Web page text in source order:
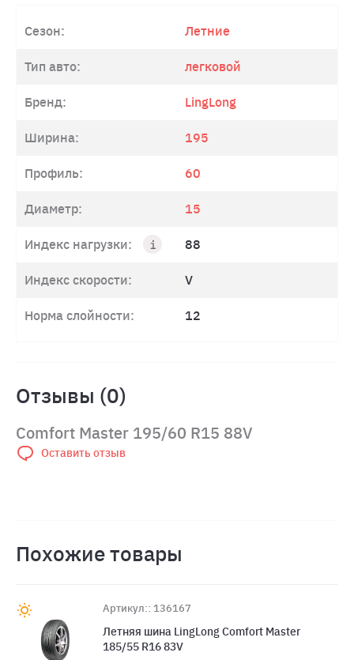
Сезон: Летние
Тип авто: легковой
Бренд: LingLong
Ширина: 195
Профиль: 60
Диаметр: 15
Индекс нагрузки: 88
Индекс скорости: V
Норма слойности: 12
Отзывы (0)
Comfort Master 195/60 R15 88V
Оставить отзыв
Похожие товары
Артикул:: 136167
Летняя шина LingLong Comfort Master
185/55 R16 83V